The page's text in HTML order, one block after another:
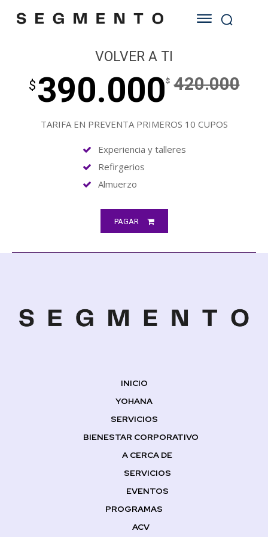
VOLVER A TI
$ 390.000$ 420.000
TARIFA EN PREVENTA PRIMEROS 10 CUPOS
Experiencia y talleres
Refirgerios
Almuerzo
PAGAR
INICIO
YOHANA
SERVICIOS
BIENESTAR CORPORATIVO
A CERCA DE
SERVICIOS
EVENTOS
PROGRAMAS
ACV